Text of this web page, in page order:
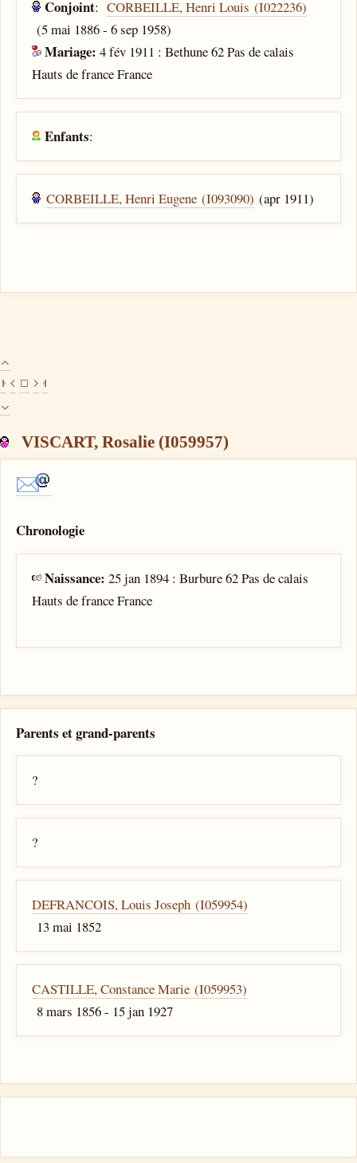
Conjoint:CORBEILLE, Henri Louis (I022236)
(5 mai 1886 - 6 sep 1958)
Mariage:4 fév 1911 : Bethune 62 Pas de calais
Hauts de france France
Enfants:
CORBEILLE, Henri Eugene (I093090) (apr 1911)
VISCART, Rosalie (I059957)
Chronologie
Naissance:25 jan 1894 : Burbure 62 Pas de calais
Hauts de france France
Parents et grand-parents
?
?
DEFRANCOIS, Louis Joseph (I059954)
13 mai 1852
CASTILLE, Constance Marie (I059953)
8 mars 1856 - 15 jan 1927